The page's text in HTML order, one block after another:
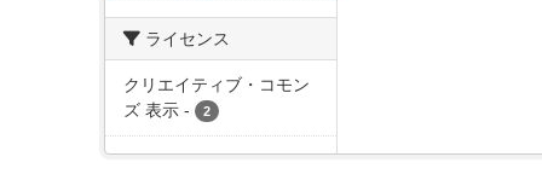
ライセンス
クリエイティブ・コモン
ズ 表示 - 2